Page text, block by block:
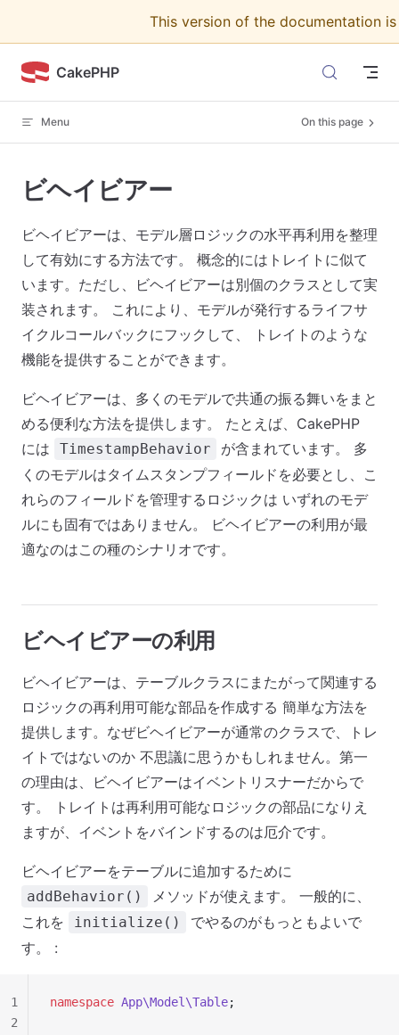
This version of the documentation
CakePHP
Menu On this page
ビヘイビアー
ビヘイビアーは、モデル層ロジックの水平再利用を整理
して有効にする方法です。 概念的にはトレイトに似て
います。ただし、ビヘイビアーは別個のクラスとして実
装されます。 これにより、モデルが発行するライフサ
イクルコールバックにフックして、 トレイトのような
機能を提供することができます。
ビヘイビアーは、多くのモデルで共通の振る舞いをまと
める便利な方法を提供します。 たとえば、CakePHP
には
TimestampBehavior
が含まれています。 多
くのモデルはタイムスタンプフィールドを必要とし、こ
れらのフィールドを管理するロジックは いずれのモデ
ルにも固有ではありません。 ビヘイビアーの利用が最
適なのはこの種のシナリオです。
ビヘイビアーの利用
ビヘイビアーは、テーブルクラスにまたがって関連する
ロジックの再利用可能な部品を作成する 簡単な方法を
提供します。なぜビヘイビアーが通常のクラスで、トレ
イトではないのか 不思議に思うかもしれません。第一
の理由は、ビヘイビアーはイベントリスナーだからで
す。 トレイトは再利用可能なロジックの部品になりえ
ますが、イベントをバインドするのは厄介です。
ビヘイビアーをテーブルに追加するために
addBehavior()
メソッドが使えます。 一般的に、
これを
initialize()
でやるのがもっともよいで
す。 :
namespace App\Model\Table;
1
2